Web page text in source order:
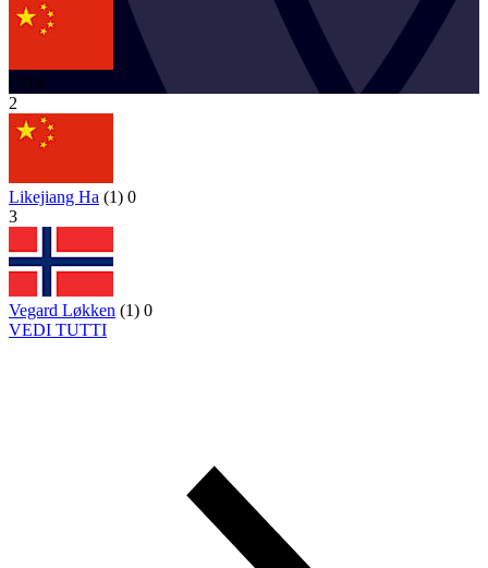
CHN
2
Likejiang Ha (1) 0
3
Vegard Løkken (1) 0
VEDI TUTTI